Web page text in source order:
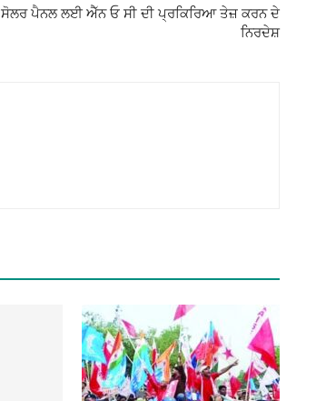
ਸੋਲਰ ਪੈਨਲ ਲਈ ਐੱਨ ਓ ਸੀ ਦੀ ਪ੍ਰਕਿਰਿਆ ਤੇਜ਼ ਕਰਨ ਦੇ
ਨਿਰਦੇਸ਼